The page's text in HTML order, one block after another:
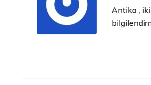
Antika ,